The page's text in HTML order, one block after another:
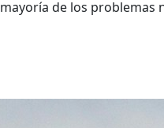
de los problemas